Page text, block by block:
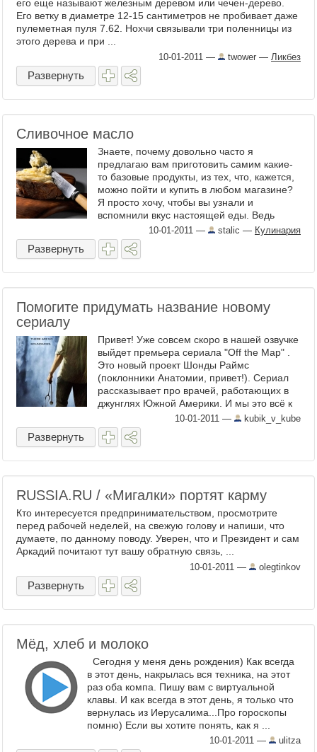
его еще называют железным деревом или чечен-дерево.
Его ветку в диаметре 12-15 сантиметров не пробивает даже
пулеметная пуля 7.62. Нохчи связывали три поленницы из
этого дерева и при ...
10-01-2011 — twower — Ликбез
Развернуть
Сливочное масло
Знаете, почему довольно часто я
предлагаю вам приготовить самим какие-
то базовые продукты, из тех, что, кажется,
можно пойти и купить в любом магазине?
Я просто хочу, чтобы вы узнали и
вспомнили вкус настоящей еды. Ведь
выросло уже целое ...
10-01-2011 — stalic — Кулинария
Развернуть
Помогите придумать название новому
сериалу
Привет! Уже совсем скоро в нашей озвучке
выйдет премьера сериала "Off the Map" .
Это новый проект Шонды Раймс
(поклонники Анатомии, привет!). Сериал
рассказывает про врачей, работающих в
джунглях Южной Америки. И мы это всё к
чему... Дорогие наши, ...
10-01-2011 — kubik_v_kube
Развернуть
RUSSIA.RU / «Мигалки» портят карму
Кто интересуется предпринимательством, просмотрите
перед рабочей неделей, на свежую голову и напиши, что
думаете, по данному поводу. Уверен, что и Президент и сам
Аркадий почитают тут вашу обратную связь, ...
10-01-2011 — olegtinkov
Развернуть
Мёд, хлеб и молоко
Сегодня у меня день рождения) Как всегда
в этот день, накрылась вся техника, на этот
раз оба компа. Пишу вам с виртуальной
клавы. И как всегда в этот день, я только что
вернулась из Иерусалима...Про гороскопы
помню) Если вы хотите понять, как я ...
10-01-2011 — ulitza